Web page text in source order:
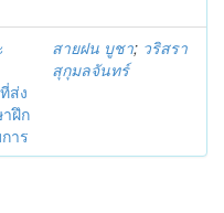
ส่ง
ฝึก
าร
สายฝน บูชา; วริสรา
สุกุมลจันทร์